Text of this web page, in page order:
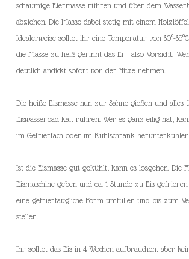
schaumige Eiermasse rühren und über dem
abziehen. Die Masse dabei stetig mit einem
Idealerweise solltet ihr eine Temperatur von 80°-
die Masse zu heiß gerinnt das Ei – also Vorsicht!
deutlich andickt sofort von der Hitze nehmen.
Die heiße Eismasse nun zur Sahne gießen und alles
Eiswasserbad kalt rühren. Wer es ganz eilig hat,
im Gefrierfach oder im Kühlschrank herunterkühlen.
Ist die Eismasse gut gekühlt, kann es losgehen. Die
Eismaschine geben und ca. 1 Stunde zu Eis gefrieren
eine gefriertaugliche Form umfüllen und bis zum
stellen.
Ihr solltet das Eis in 4 Wochen aufbrauchen, aber